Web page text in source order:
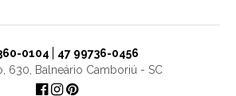
0104
47 99736-0456
630, Balneário Camboriú - SC